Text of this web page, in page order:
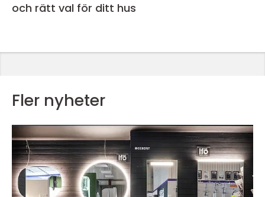
och rätt val för ditt hus
Fler nyheter